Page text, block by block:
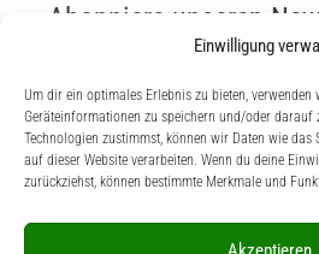
Einwilligung
Um dir ein optimales Erlebnis zu bieten, verwenden
Geräteinformationen zu speichern und/oder darauf
Technologien zustimmst, können wir Daten wie das
auf dieser Website verarbeiten. Wenn du deine
zurückziehst, können bestimmte Merkmale und
Abonniere unseren